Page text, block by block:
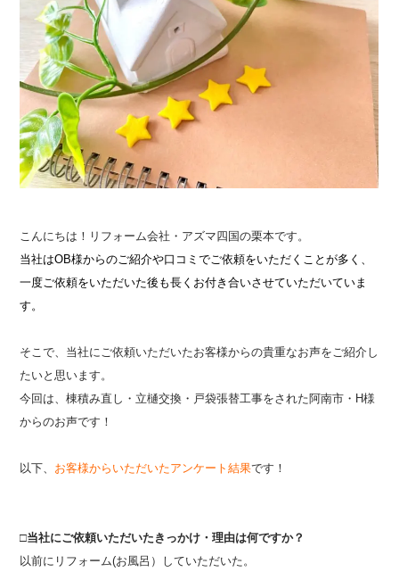
こんにちは！リフォーム会社・アズマ四国の栗本です。
当社はOB様からのご紹介や口コミでご依頼をいただくことが多く、
一度ご依頼をいただいた後も長くお付き合いさせていただいていま
す。
そこで、当社にご依頼いただいたお客様からの貴重なお声をご紹介し
たいと思います。
今回は、棟積み直し・立樋交換・戸袋張替工事をされた阿南市・H様
からのお声です！
以下、 お客様からいただいたアンケート結果です！
□当社にご依頼いただいたきっかけ・理由は何ですか？
以前にリフォーム(お風呂）していただいた。